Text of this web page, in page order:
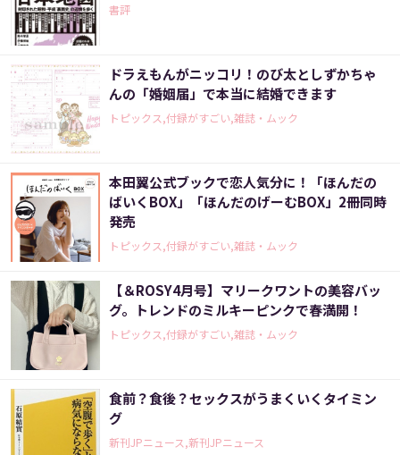
書評
ドラえもんがニッコリ！のび太としずかちゃ
んの「婚姻届」で本当に結婚できます
トピックス,付録がすごい,雑誌・ムック
本田翼公式ブックで恋人気分に！「ほんだの
ばいくBOX」「ほんだのげーむBOX」2冊同時
発売
トピックス,付録がすごい,雑誌・ムック
【＆ROSY4月号】マリークワントの美容バッ
グ。トレンドのミルキーピンクで春満開！
トピックス,付録がすごい,雑誌・ムック
食前？食後？セックスがうまくいくタイミン
グ
新刊JPニュース,新刊JPニュース